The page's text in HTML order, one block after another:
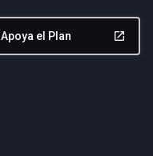
Apoya el Plan launch